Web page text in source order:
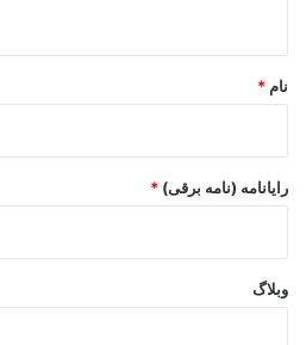
نام *
رایانامه (نامه برقی) *
وبلاگ